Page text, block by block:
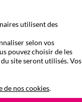
nous
fréquentes
à consulter
utilisent des
selon vos
pouvez choisir de les
site seront utilisés. Vos
de nos cookies.